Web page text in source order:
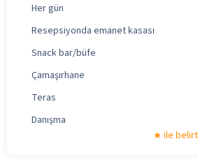
Her gün
Resepsiyonda emanet kasası
Snack bar/büfe
Çamaşırhane
Teras
Danışma
ile